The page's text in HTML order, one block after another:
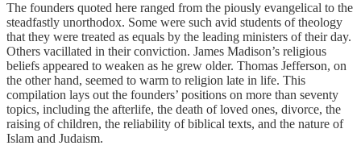
The founders quoted here ranged from the piously evangelical to the
steadfastly unorthodox. Some were such avid students of theology
that they were treated as equals by the leading ministers of their day.
Others vacillated in their conviction. James Madison’s religious
beliefs appeared to weaken as he grew older. Thomas Jefferson, on
the other hand, seemed to warm to religion late in life. This
compilation lays out the founders’ positions on more than seventy
topics, including the afterlife, the death of loved ones, divorce, the
raising of children, the reliability of biblical texts, and the nature of
Islam and Judaism.